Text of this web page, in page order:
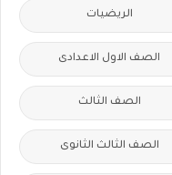
الريضيات
الصف الاول الاعدادى
الصف الثالث
الصف الثالث الثانوى